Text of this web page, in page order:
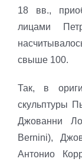
18 вв.,
лицами
свыше 100.
Так, в
скульптуры
Джованни
Bernini),
Антонио